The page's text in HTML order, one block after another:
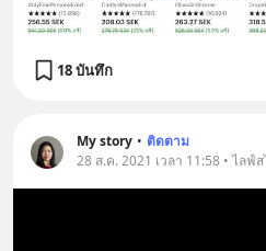
18 บันทึก
My story • ติดตาม
28 ส.ค. 2021 เวลา 11:58 • ไลฟ์